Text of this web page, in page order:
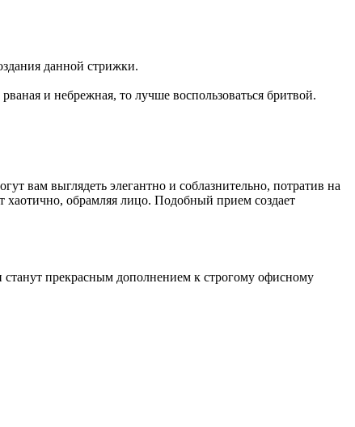
данной стрижки.
и небрежная, то лучше воспользоваться бритвой.
вам выглядеть элегантно и соблазнительно, потратив на
хаотично, обрамляя лицо. Подобный прием создает
прекрасным дополнением к строгому офисному